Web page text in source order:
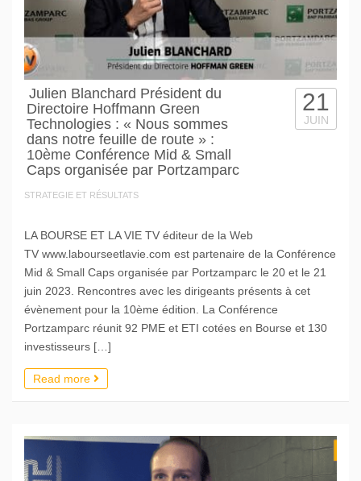
Julien Blanchard Président du
Directoire Hoffmann Green
Technologies : « Nous sommes
dans notre feuille de route » :
10ème Conférence Mid & Small
Caps organisée par Portzamparc
STRATEGIE ET RÉSULTATS
21
JUIN
LA BOURSE ET LA VIE TV éditeur de la Web
TV www.labourseetlavie.com est partenaire de la Conférence
Mid & Small Caps organisée par Portzamparc le 20 et le 21
juin 2023. Rencontres avec les dirigeants présents à cet
évènement pour la 10ème édition. La Conférence
Portzamparc réunit 92 PME et ETI cotées en Bourse et 130
investisseurs […]
Read more